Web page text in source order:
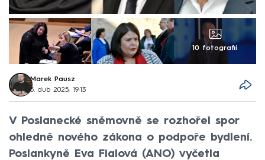
10 fotografií
Marek Pausz
5. dub 2025, 19:13
V Poslanecké sněmovně se rozhořel spor
ohledně nového zákona o podpoře bydlení.
Poslankyně Eva Fialová (ANO) vyčetla